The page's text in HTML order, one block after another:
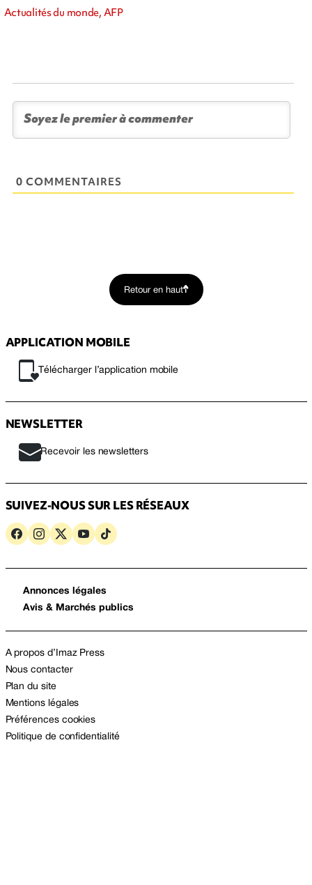
Actualités du monde, AFP
0 COMMENTAIRES
Retour en haut
APPLICATION MOBILE
Télécharger l’application mobile
NEWSLETTER
Recevoir les newsletters
SUIVEZ-NOUS SUR LES RÉSEAUX
Annonces légales
Avis & Marchés publics
A propos d’Imaz Press
Nous contacter
Plan du site
Mentions légales
Préférences cookies
Politique de confidentialité